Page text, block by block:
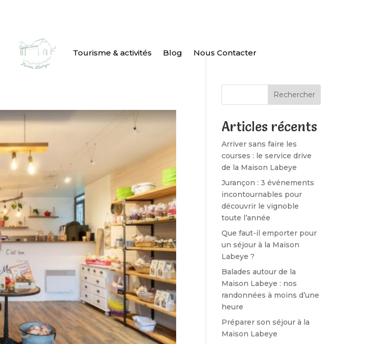
Tourisme & activités Blog Nous Contacter
Rechercher
Articles récents
Arriver sans faire les
courses : le service drive
de la Maison Labeye
Jurançon : 3 événements
incontournables pour
découvrir le vignoble
toute l’année
Que faut-il emporter pour
un séjour à la Maison
Labeye ?
Balades autour de la
Maison Labeye : nos
randonnées à moins d’une
heure
Préparer son séjour à la
Maison Labeye